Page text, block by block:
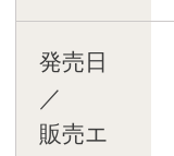
発売日
／
販売エ